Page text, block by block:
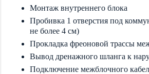
Монтаж внутреннего блока
Пробивка 1 отверстия под
не более 4 см)
Прокладка фреоновой трассы
Вывод дренажного шланга к
Подключение межблочного